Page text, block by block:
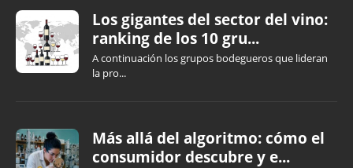
Los gigantes del sector del vino:
ranking de los 10 gru...
A continuación los grupos bodegueros que lideran
la pro...
Más allá del algoritmo: cómo el
consumidor descubre y e...